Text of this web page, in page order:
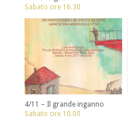
Sabato ore 16.30
4/11 – Il grande inganno
Sabato ore 10.00